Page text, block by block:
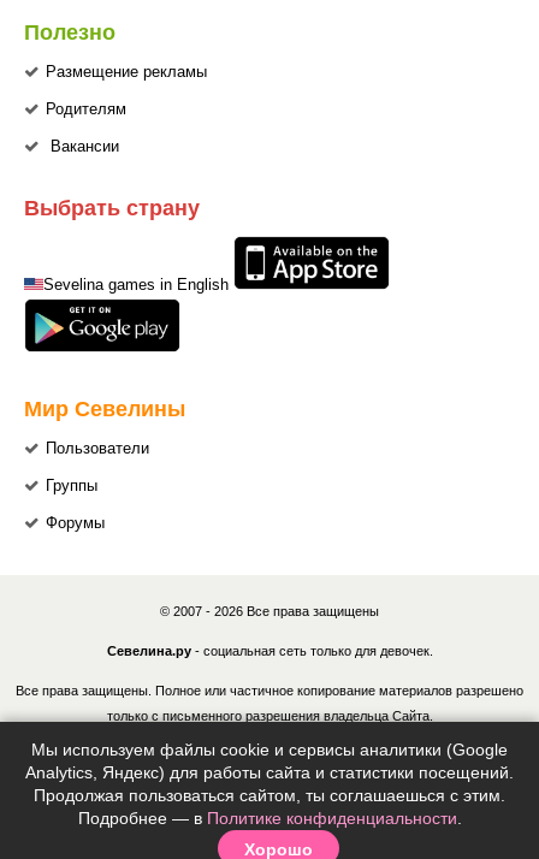
Полезно
Размещение рекламы
Родителям
Вакансии
Выбрать страну
Sevelina games in English
Мир Севелины
Пользователи
Группы
Форумы
© 2007 - 2026 Все права защищены
Севелина.ру- социальная сеть только для девочек.
Все права защищены. Полное или частичное копирование материалов разрешено
только с письменного разрешения владельца Сайта.
В случае обнаружения нарушений, виновные лица могут быть привлечены к
ответственности в соответствии с действующим законодательством Российской
Федерации.
Согласие на обработку ПДн
Мы используем файлы cookie и сервисы аналитики (Google
Analytics, Яндекс) для работы сайта и статистики посещений.
Продолжая пользоваться сайтом, ты соглашаешься с этим.
Подробнее — в Политике конфиденциальности
Хорошо